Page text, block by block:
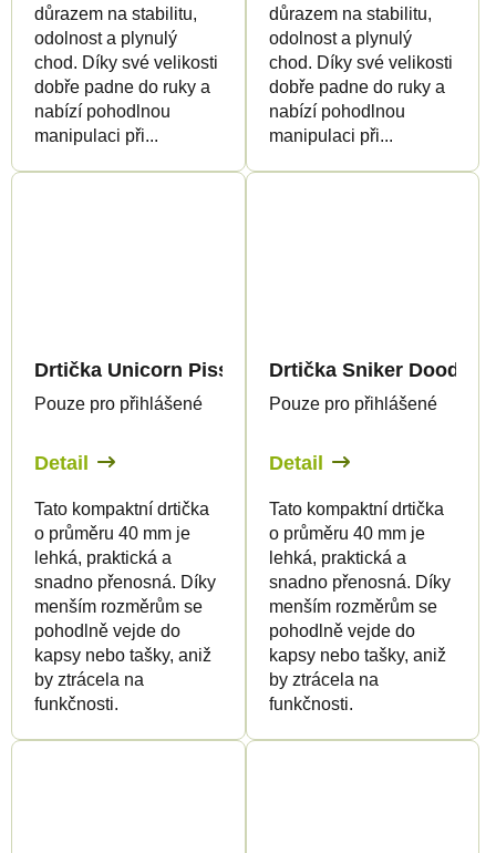
důrazem na stabilitu,
odolnost a plynulý
chod. Díky své velikosti
dobře padne do ruky a
nabízí pohodlnou
manipulaci při...
důrazem na stabilitu,
odolnost a plynulý
chod. Díky své velikosti
dobře padne do ruky a
nabízí pohodlnou
manipulaci při...
Drtička Unicorn Piss - mini
Pouze pro přihlášené
Detail
Tato kompaktní drtička
o průměru 40 mm je
lehká, praktická a
snadno přenosná. Díky
menším rozměrům se
pohodlně vejde do
kapsy nebo tašky, aniž
by ztrácela na
funkčnosti.
Drtička Sniker Doodle -
Pouze pro přihlášené
Detail
Tato kompaktní drtička
o průměru 40 mm je
lehká, praktická a
snadno přenosná. Díky
menším rozměrům se
pohodlně vejde do
kapsy nebo tašky, aniž
by ztrácela na
funkčnosti.